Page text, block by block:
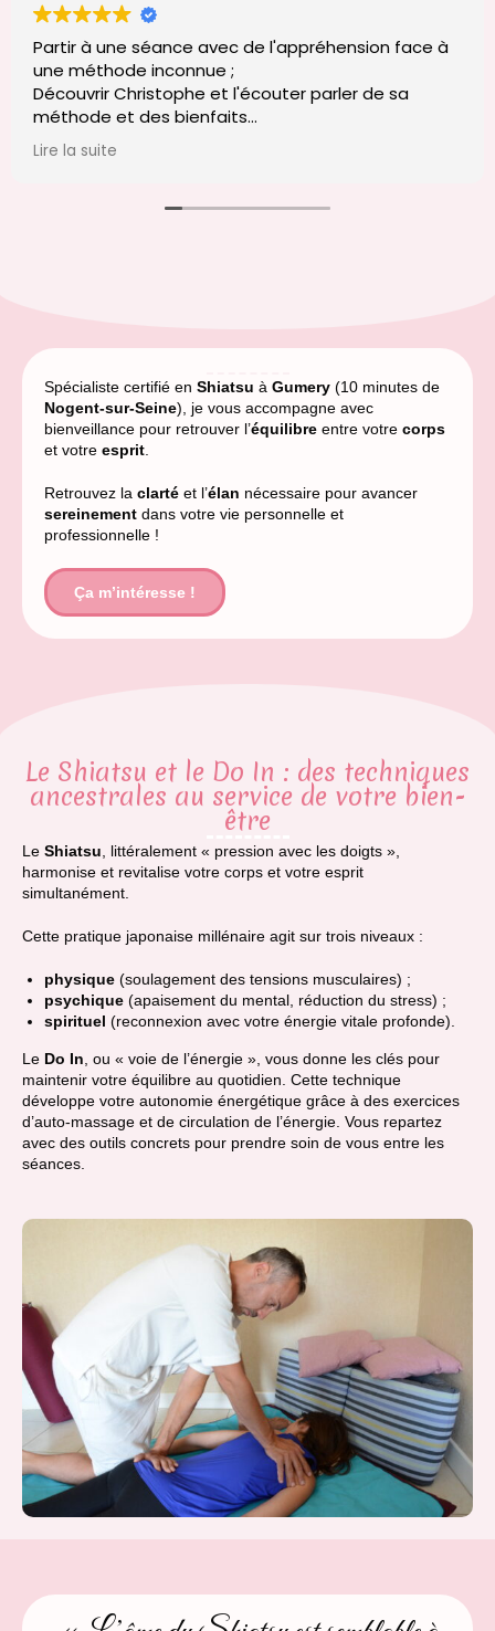
face à
parler de sa
et
toujours cette
Je recommande à 100 %
toutes les dimensions de
c'est vraiment appréciable.
Spécialiste certifié en Shiatsu à Gumery (10 minutes de
Nogent-sur-Seine), je vous accompagne avec
bienveillance pour retrouver l’équilibre entre votre corps
et votre esprit.
Retrouvez la clarté et l’élan nécessaire pour avancer
sereinement dans votre vie personnelle et
professionnelle !
Ça m’intéresse !
Le Shiatsu et le Do In : des techniques
ancestrales au service de votre bien-
être
Le Shiatsu , littéralement « pression avec les doigts »,
harmonise et revitalise votre corps et votre esprit
simultanément.
Cette pratique japonaise millénaire agit sur trois niveaux :
physique (soulagement des tensions musculaires) ;
psychique (apaisement du mental, réduction du stress) ;
spirituel (reconnexion avec votre énergie vitale profonde).
Le Do In , ou « voie de l’énergie », vous donne les clés pour
maintenir votre équilibre au quotidien. Cette technique
développe votre autonomie énergétique grâce à des exercices
d’auto-massage et de circulation de l’énergie. Vous repartez
avec des outils concrets pour prendre soin de vous entre les
séances.